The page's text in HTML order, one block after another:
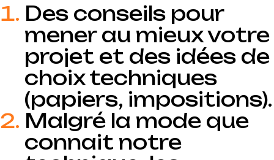
Des conseils pour
mener au mieux votre
projet et des idées de
choix techniques
(papiers, impositions).
Malgré la mode que
connait notre